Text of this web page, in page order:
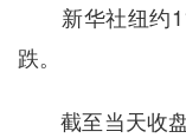
新华社纽约11
跌。
截至当天收盘